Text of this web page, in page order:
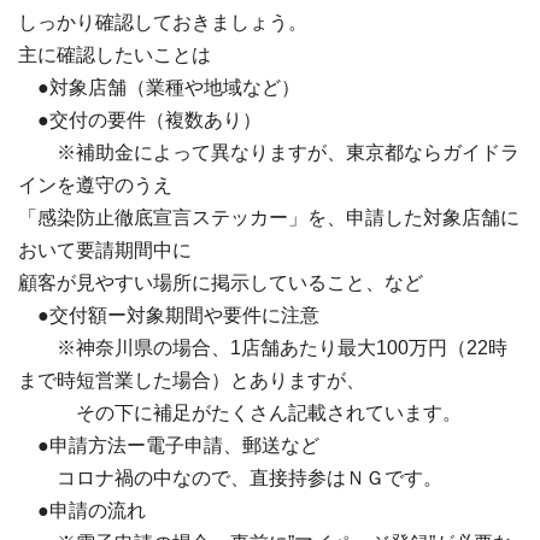
しっかり確認しておきましょう。
主に確認したいことは
●対象店舗（業種や地域など）
●交付の要件（複数あり）
※補助金によって異なりますが、東京都ならガイドラ
インを遵守のうえ
「 感染防止徹底宣言ステッカー」を、 申請した対象店舗に
おいて要請期間中に
顧客が見やすい場所に掲示していること、など
●交付額ー対象期間や要件に注意
※神奈川県の場合、1店舗あたり最大100万円（22時
まで時短営業した場合）とありますが、
その下に補足がたくさん記載されています。
●申請方法ー電子申請、郵送など
コロナ禍の中なので、直接持参はＮＧです。
●申請の流れ